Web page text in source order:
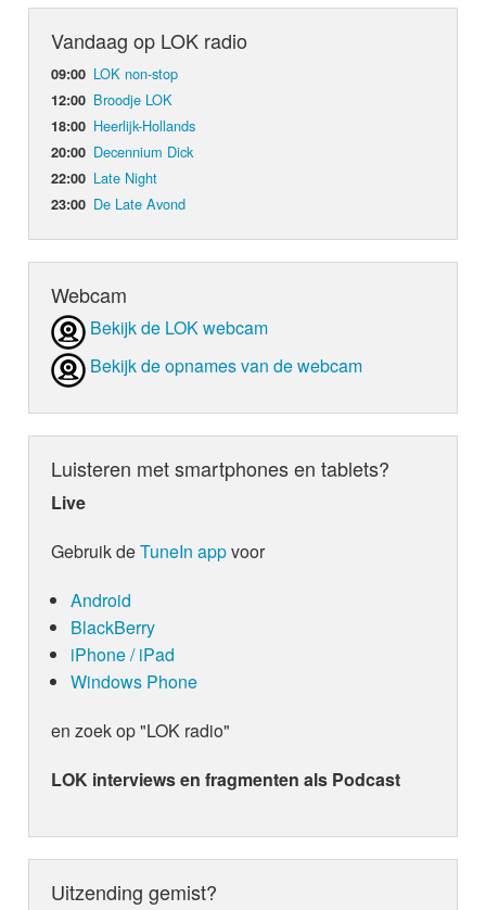
Vandaag op LOK radio
09:00 LOK non-stop
12:00 Broodje LOK
18:00 Heerlijk-Hollands
20:00 Decennium Dick
22:00 Late Night
23:00 De Late Avond
Webcam
Bekijk de LOK webcam
Bekijk de opnames van de webcam
Luisteren met smartphones en tablets?
Live
Gebruik deTuneIn appvoor
Android
BlackBerry
iPhone / iPad
Windows Phone
en zoek op "LOK radio"
LOK interviews en fragmenten als Podcast
Uitzending gemist?